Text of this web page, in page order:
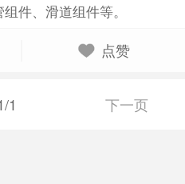
件、滑道组件等。
点赞
1 下一页